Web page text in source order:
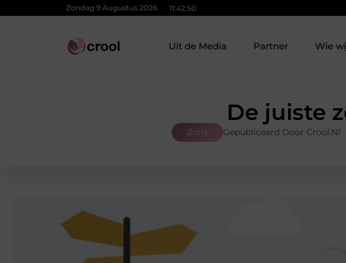
Zondag 9 Augustus 2026 11:42:51
Uit de Media Partner Wie
De juiste
Zorg Gepubliceerd Door Crool.nl